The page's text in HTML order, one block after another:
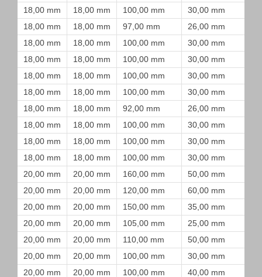
18,00 mm
18,00 mm 100,00 mm
30,00 mm
18,00 mm
18,00 mm 97,00 mm
26,00 mm
18,00 mm
18,00 mm 100,00 mm
30,00 mm
18,00 mm
18,00 mm 100,00 mm
30,00 mm
18,00 mm
18,00 mm 100,00 mm
30,00 mm
18,00 mm
18,00 mm 100,00 mm
30,00 mm
18,00 mm
18,00 mm 92,00 mm
26,00 mm
18,00 mm
18,00 mm 100,00 mm
30,00 mm
18,00 mm
18,00 mm 100,00 mm
30,00 mm
18,00 mm
18,00 mm 100,00 mm
30,00 mm
20,00 mm
20,00 mm 160,00 mm
50,00 mm
20,00 mm
20,00 mm 120,00 mm
60,00 mm
20,00 mm
20,00 mm 150,00 mm
35,00 mm
20,00 mm
20,00 mm 105,00 mm
25,00 mm
20,00 mm
20,00 mm 110,00 mm
50,00 mm
20,00 mm
20,00 mm 100,00 mm
30,00 mm
20,00 mm
20,00 mm 100,00 mm
40,00 mm